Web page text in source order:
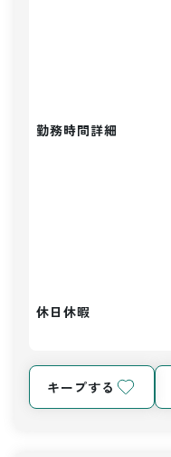
勤務時間詳細
休日休暇
キープする